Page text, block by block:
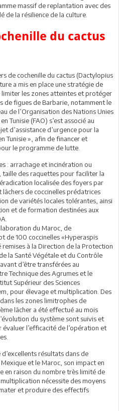
massif de replantation avec des
de la résilience de la culture.
du cactus
de cochenille du cactus (Dactylopius
a mis en place une stratégie de
les zones atteintes et protéger
de figues de Barbarie, notamment le
de l’Organisation des Nations Unies
Tunisie (FAO) s’est associé au
d’assistance d’urgence pour la
Tunisie », afin de financer et
le programme de lutte.
: arrachage et incinération ou
des raquettes pour faciliter la
localisée des foyers par
de coccinelles prédatrices
de variétés locales tolérantes, ainsi
et de formation destinées aux
du Maroc, de
de 100 coccinelles «Hyperaspis
à la Direction de la Protection
la Santé Végétale et du Contrôle
d’être transférées au
Technique des Agrumes et le
Supérieur des Sciences
pour élevage et multiplication. Des
les zones limitrophes de
lâcher a été effectué au mois
du système sont suivis et
l’efficacité de l’opération et
résultats dans de
et le Maroc, son impact en
en raison du nombre très limité de
nécessite des moyens
et produire des effectifs